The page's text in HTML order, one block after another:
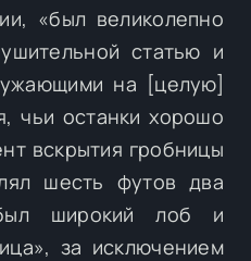
«был великолепно
статью и
на [целую]
чьи останки хорошо
вскрытия гробницы
шесть футов два
широкий лоб и
за исключением